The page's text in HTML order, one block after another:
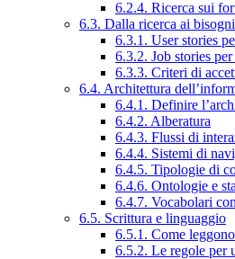
6.2.4. Ricerca sui
6.3. Dalla ricerca ai
6.3.1. User stories
6.3.2. Job stories
6.3.3. Criteri di
6.4. Architettura
6.4.1. Definire
6.4.2. Alberatura
6.4.3. Flussi di
6.4.4. Sistemi di
6.4.5. Tipologie di
6.4.6. Ontologie e
6.4.7. Vocabolari
6.5. Scrittura e linguaggio
6.5.1. Come
6.5.2. Le regole per